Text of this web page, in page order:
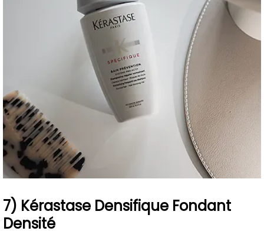
7) Kérastase Densifique Fondant
Densité